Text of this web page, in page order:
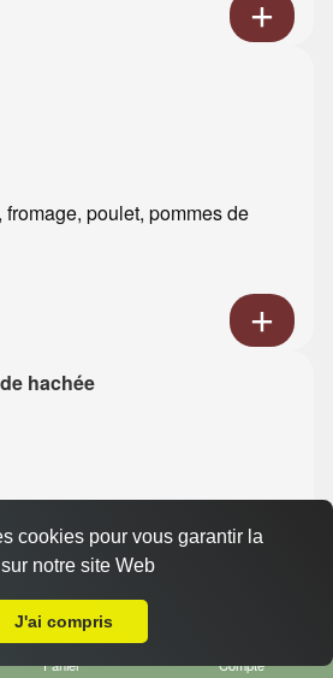
poulet, pommes de
hachée
Panier Compte
cookies pour vous garantir la
notre site Web
J'ai compris